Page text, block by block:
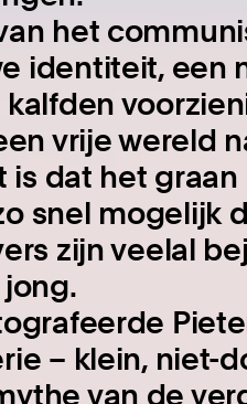
het
identiteit, een
vrije wereld
is dat het
snel mogelijk
zijn veelal
– klein, niet-
van de